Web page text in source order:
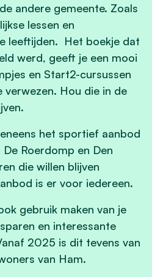
andere gemeente. Zoals
lessen en
leeftijden. Het boekje dat
werd, geeft je een mooi
en Start2-cursussen
Hou die in de
het sportief aanbod
Roerdomp en Den
die willen blijven
is er voor iedereen.
gebruik maken van je
en interessante
2025 is dit tevens van
van Ham.